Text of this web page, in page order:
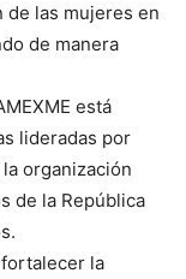
de las mujeres en
de manera
está
lideradas por
organización
de la República
la